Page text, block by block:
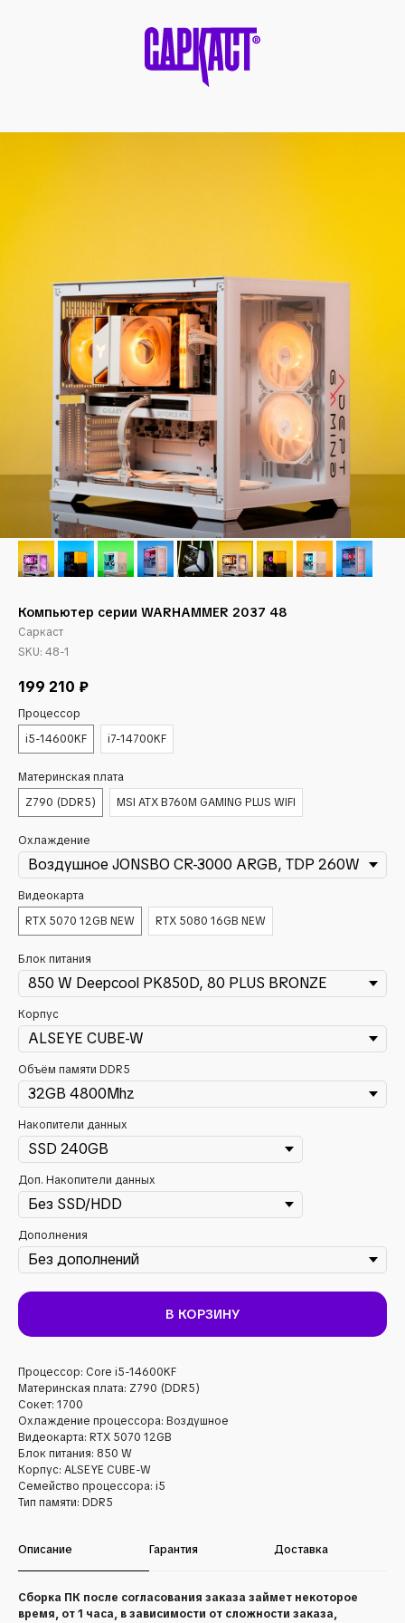
Компьютер серии WARHAMMER 2037 48
Саркаст
SKU: 48-1
199 210 ₽
Процессор
i5-14600KF
i7-14700KF
Материнская плата
Z790 (DDR5)
MSI ATX B760M GAMING PLUS WIFI
Охлаждение
Видеокарта
RTX 5070 12GB NEW
RTX 5080 16GB NEW
Блок питания
Корпус
Объём памяти DDR5
Накопители данных
Доп. Накопители данных
Дополнения
В КОРЗИНУ
Процессор: Core i5-14600KF
Материнская плата: Z790 (DDR5)
Сокет: 1700
Охлаждение процессора: Воздушное
Видеокарта: RTX 5070 12GB
Блок питания: 850 W
Корпус: ALSEYE CUBE-W
Семейство процессора: i5
Тип памяти: DDR5
Описание Гарантия Доставка
Сборка ПК после согласования заказа займет некоторое
время, от 1 часа, в зависимости от сложности заказа,